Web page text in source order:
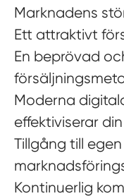
Marknadens
Ett attraktivt
En beprövad
Moderna
effektiviserar
Tillgång till
Kontinuerlig